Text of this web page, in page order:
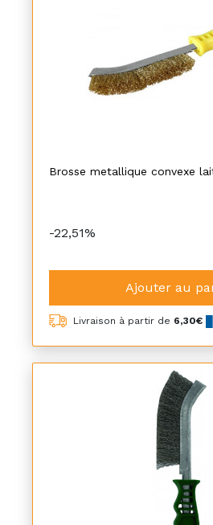
Brosse metallique convexe
-22,51%
Ajouter au
Livraison à partir de 6,30€